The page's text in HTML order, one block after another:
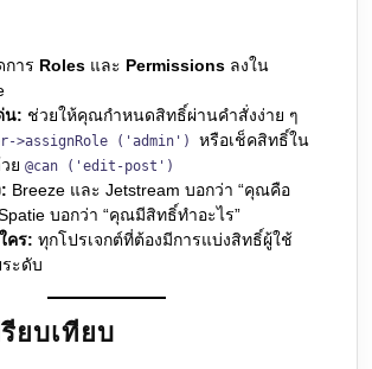
การ Roles และ Permissions ลงใน
น: ช่วยให้คุณกำหนดสิทธิ์ผ่านคำสั่งง่าย ๆ
>assignRole ('admin') หรือเช็คสิทธิ์ใน
ย @can ('edit-post')
Breeze และ Jetstream บอกว่า “คุณคือ
บอกว่า “คุณมีสิทธิ์ทำอะไร”
คร: ทุกโปรเจกต์ที่ต้องมีการแบ่งสิทธิ์ผู้ใช้
ะดับ
ยบเทียบ